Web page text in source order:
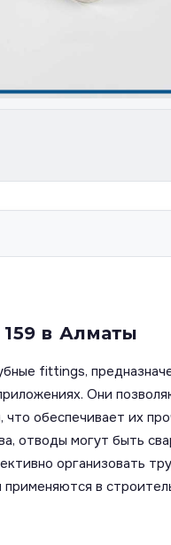
в Алматы
fittings,
Они
что обеспечивает их
отводы могут быть
организовать
в